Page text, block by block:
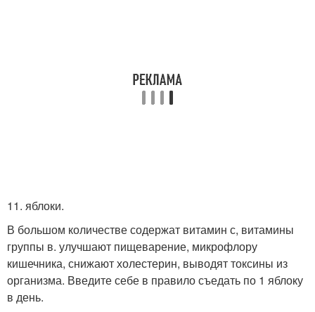
11. яблоки.
В большом количестве содержат витамин с, витамины
группы в. улучшают пищеварение, микрофлору
кишечника, снижают холестерин, выводят токсины из
организма. Введите себе в правило съедать по 1 яблоку
в день.